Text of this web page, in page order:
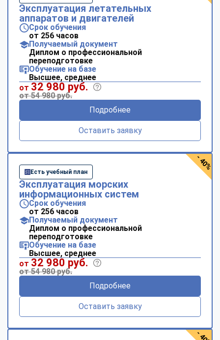
Эксплуатация летательных
аппаратов и двигателей
Срок обучения
от 256 часов
Получаемый документ
Диплом о профессиональной
переподготовке
Обучение на базе
Высшее, среднее
от 32 980 руб.
от 54 980 руб.
Подробнее
Оставить заявку
Есть учебный план
Эксплуатация морских
информационных систем
Срок обучения
от 256 часов
Получаемый документ
Диплом о профессиональной
переподготовке
Обучение на базе
Высшее, среднее
от 32 980 руб.
от 54 980 руб.
Подробнее
Оставить заявку
- 40%